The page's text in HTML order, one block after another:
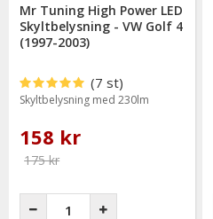
Mr Tuning High Power LED
Skyltbelysning - VW Golf 4
(1997-2003)
(7 st)
Skyltbelysning med 230lm
158 kr
175 kr